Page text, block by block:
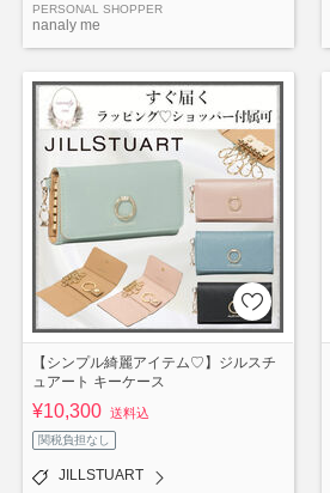
PERSONAL SHOPPER
nanaly me
【シンプル綺麗アイテム♡】ジルスチ
ュアート キーケース
¥10,300 送料込
関税負担なし
JILLSTUART